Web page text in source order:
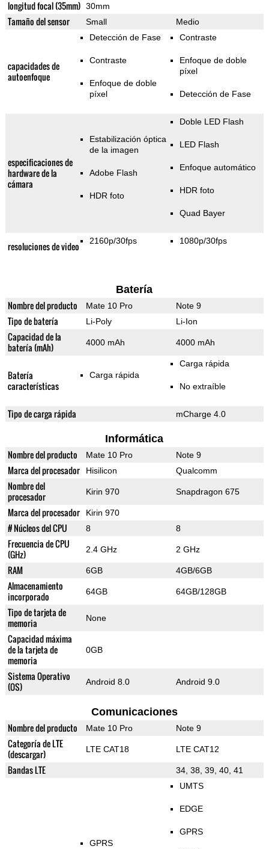
longitud focal (35mm) 30mm
Tamaño del sensor Small Medio
capacidades de
autoenfoque
Detección de Fase
Contraste
Enfoque de doble
píxel
Contraste
Enfoque de doble
píxel
Detección de Fase
especificaciones de
hardware de la
cámara
Estabilización óptica
de la imagen
Adobe Flash
HDR foto
Doble LED Flash
LED Flash
Enfoque automático
HDR foto
Quad Bayer
resoluciones de video 2160p/30fps 1080p/30fps
Batería
Nombre del producto Mate 10 Pro Note 9
Tipo de batería Li-Poly Li-Ion
Capacidad de la
batería (mAh)
4000 mAh 4000 mAh
Batería
características
Carga rápida
Carga rápida
No extraíble
Tipo de carga rápida mCharge 4.0
Informática
Nombre del producto Mate 10 Pro Note 9
Marca del procesador Hisilicon Qualcomm
Nombre del
procesador
Kirin 970 Snapdragon 675
Marca del procesador Kirin 970
# Núcleos del CPU 8 8
Frecuencia de CPU
(GHz)
2.4 GHz 2 GHz
RAM 6GB 4GB/6GB
Almacenamiento
incorporado
64GB 64GB/128GB
Tipo de tarjeta de
memoria
None
Capacidad máxima
de la tarjeta de
memoria
0GB
Sistema Operativo
(OS)
Android 8.0 Android 9.0
Comunicaciones
Nombre del producto Mate 10 Pro Note 9
Categoría de LTE
(descargar)
LTE CAT18 LTE CAT12
Bandas LTE 34, 38, 39, 40, 41
GPRS
UMTS
EDGE
GPRS